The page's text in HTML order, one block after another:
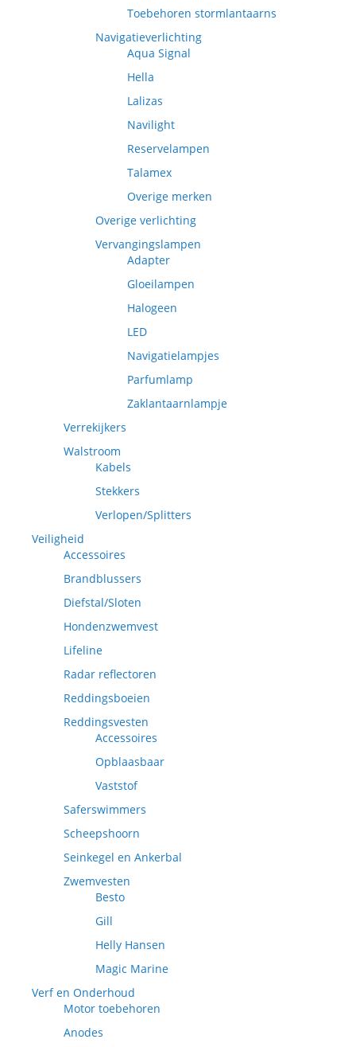
Toebehoren stormlantaarns
Navigatieverlichting
Aqua Signal
Hella
Lalizas
Navilight
Reservelampen
Talamex
Overige merken
Overige verlichting
Vervangingslampen
Adapter
Gloeilampen
Halogeen
LED
Navigatielampjes
Parfumlamp
Zaklantaarnlampje
Verrekijkers
Walstroom
Kabels
Stekkers
Verlopen/Splitters
Veiligheid
Accessoires
Brandblussers
Diefstal/Sloten
Hondenzwemvest
Lifeline
Radar reflectoren
Reddingsboeien
Reddingsvesten
Accessoires
Opblaasbaar
Vaststof
Saferswimmers
Scheepshoorn
Seinkegel en Ankerbal
Zwemvesten
Besto
Gill
Helly Hansen
Magic Marine
Verf en Onderhoud
Motor toebehoren
Anodes